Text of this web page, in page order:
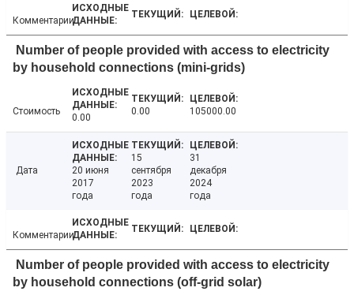
Комментарии
Number of people provided with access to electricity
by household connections (mini-grids)
Стоимость
0.00
0.00 105000.00
Дата
20 июня
2017
года
15
сентября
2023
года
31
декабря
2024
года
Комментарии
Number of people provided with access to electricity
by household connections (off-grid solar)